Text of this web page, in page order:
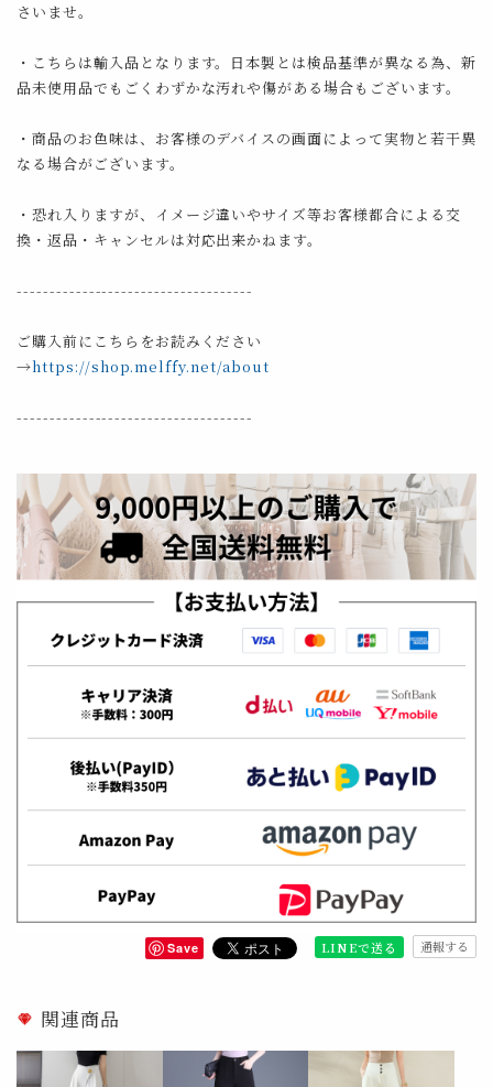
さいませ。
・こちらは輸入品となります。日本製とは検品基準が異なる為、新
品未使用品でもごくわずかな汚れや傷がある場合もございます。
・商品のお色味は、お客様のデバイスの画面によって実物と若干異
なる場合がございます。
・恐れ入りますが、イメージ違いやサイズ等お客様都合による交
換・返品・キャンセルは対応出来かねます。
------------------------------------
ご購入前にこちらをお読みください
→https://shop.melffy.net/about
------------------------------------
Save LINEで送る 通報する
関連商品